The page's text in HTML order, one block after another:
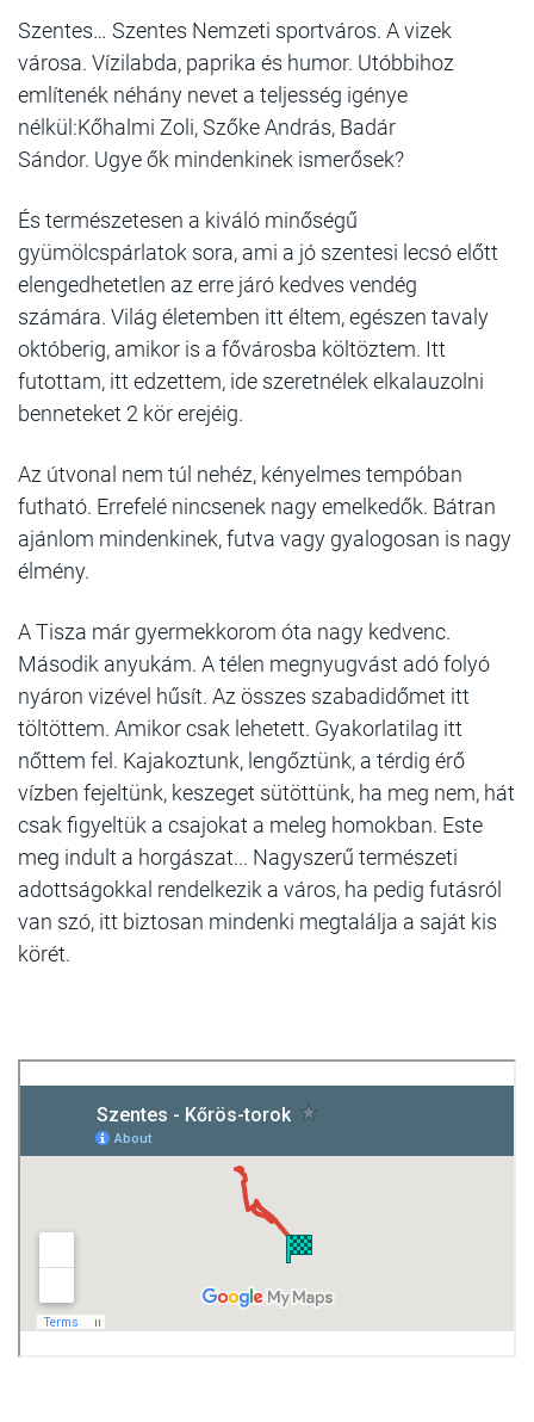
Szentes… Szentes Nemzeti sportváros. A vizek
városa. Vízilabda, paprika és humor. Utóbbihoz
említenék néhány nevet a teljesség igénye
nélkül:Kőhalmi Zoli, Szőke András, Badár
Sándor. Ugye ők mindenkinek ismerősek?
És természetesen a kiváló minőségű
gyümölcspárlatok sora, ami a jó szentesi lecsó előtt
elengedhetetlen az erre járó kedves vendég
számára. Világ életemben itt éltem, egészen tavaly
októberig, amikor is a fővárosba költöztem. Itt
futottam, itt edzettem, ide szeretnélek elkalauzolni
benneteket 2 kör erejéig.
Az útvonal nem túl nehéz, kényelmes tempóban
futható. Errefelé nincsenek nagy emelkedők. Bátran
ajánlom mindenkinek, futva vagy gyalogosan is nagy
élmény.
A Tisza már gyermekkorom óta nagy kedvenc.
Második anyukám. A télen megnyugvást adó folyó
nyáron vizével hűsít. Az összes szabadidőmet itt
töltöttem. Amikor csak lehetett. Gyakorlatilag itt
nőttem fel. Kajakoztunk, lengőztünk, a térdig érő
vízben fejeltünk, keszeget sütöttünk, ha meg nem, hát
csak figyeltük a csajokat a meleg homokban. Este
meg indult a horgászat... Nagyszerű természeti
adottságokkal rendelkezik a város, ha pedig futásról
van szó, itt biztosan mindenki megtalálja a saját kis
körét.